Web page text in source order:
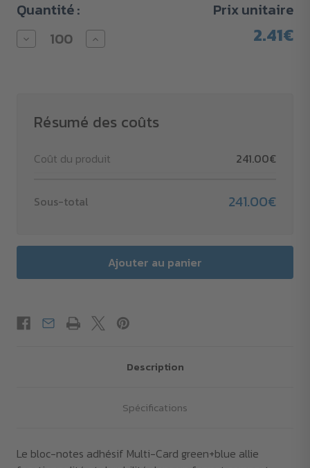
Quantité :
Diminuer
la
Multi-
Card
couverture
Augmenter
la
Multi-
Card
couverture
Prix unitaire
2.41€
Résumé des coûts
Coût du produit 241.00€
Sous-total 241.00€
Description
Spécifications
Le bloc-notes adhésif Multi-Card green+blue allie